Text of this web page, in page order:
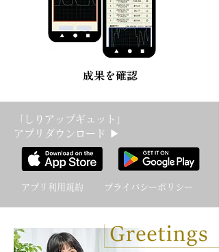
成果を確認
「しりアップギュット」
アプリダウンロード ▶
アプリ利用規約 プライバシーポリシー